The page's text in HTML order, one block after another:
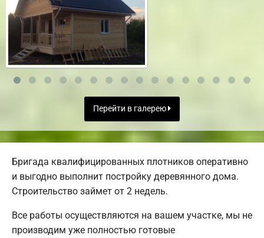
Перейти в галерею
Бригада квалифицированных плотников оперативно
и выгодно выполнит постройку деревянного дома.
Строительство займет от 2 недель.
Все работы осуществляются на вашем участке, мы не
производим уже полностью готовые